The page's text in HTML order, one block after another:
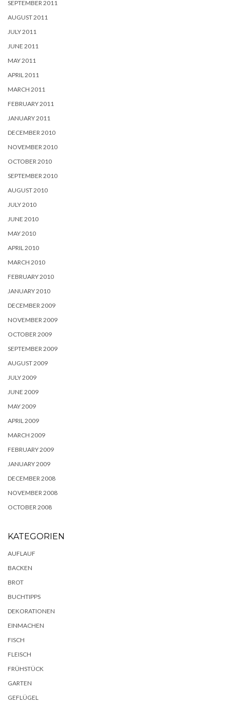
SEPTEMBER 2011
AUGUST 2011
JULY 2011
JUNE 2011
MAY 2011
APRIL 2011
MARCH 2011
FEBRUARY 2011
JANUARY 2011
DECEMBER 2010
NOVEMBER 2010
OCTOBER 2010
SEPTEMBER 2010
AUGUST 2010
JULY 2010
JUNE 2010
MAY 2010
APRIL 2010
MARCH 2010
FEBRUARY 2010
JANUARY 2010
DECEMBER 2009
NOVEMBER 2009
OCTOBER 2009
SEPTEMBER 2009
AUGUST 2009
JULY 2009
JUNE 2009
MAY 2009
APRIL 2009
MARCH 2009
FEBRUARY 2009
JANUARY 2009
DECEMBER 2008
NOVEMBER 2008
OCTOBER 2008
KATEGORIEN
AUFLAUF
BACKEN
BROT
BUCHTIPPS
DEKORATIONEN
EINMACHEN
FISCH
FLEISCH
FRÜHSTÜCK
GARTEN
GEFLÜGEL